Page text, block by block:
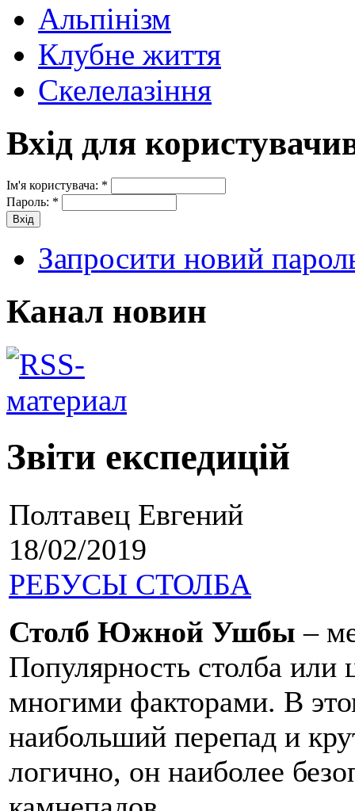
Альпінізм
Клубне життя
Скелелазіння
Вхід для
Ім'я користувача: *
Пароль: *
Запросити новий
Канал новин
Звіти експедицій
Полтавец Евгений
18/02/2019
РЕБУСЫ СТОЛБА
Столб Южной Ушбы –
Популярность столба
многими факторами. В
наибольший перепад и
логично, он наиболее